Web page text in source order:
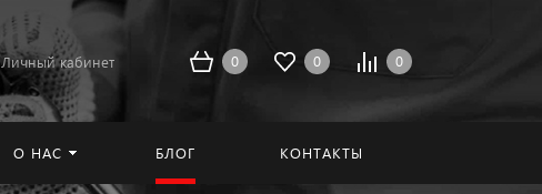
Личный кабинет 0 0 0
О НАС БЛОГ КОНТАКТЫ